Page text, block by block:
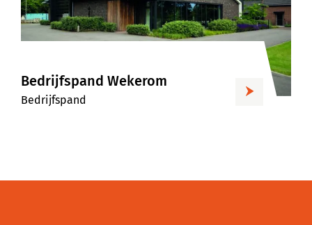
Bedrijfspand Wekerom
Bedrijfspand